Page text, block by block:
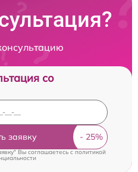
со
заявку
Вы соглашаетесь cполитикой